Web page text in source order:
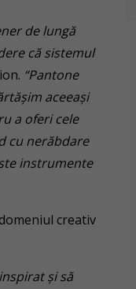
de lungă
că sistemul
“Pantone
aceeași
a oferi cele
cu nerăbdare
instrumente
creativ
și să